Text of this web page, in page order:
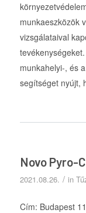
munkaeszközök
vizsgálataival
munkahelyi-, és
segítséget nyújt,
Novo Pyro-
2021.08.26. / in
Cím: Budapest